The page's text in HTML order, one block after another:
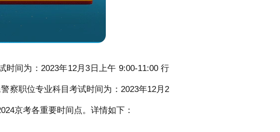
时间为：2023年12月3日上午 9:00-11:00 行
察职位专业科目考试时间为：2023年12月2
京考各重要时间点。详情如下：